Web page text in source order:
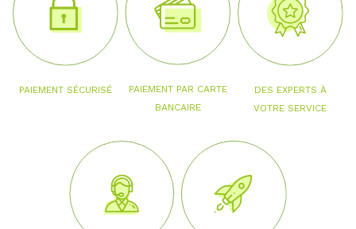
PAIEMENT SÉCURISÉ
PAIEMENT PAR CARTE
BANCAIRE
DES EXPERTS À
VOTRE SERVICE